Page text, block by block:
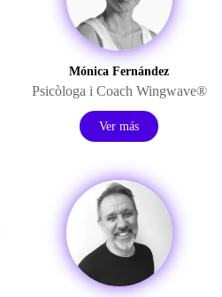
Mónica Fernández
Psicòloga i Coach Wingwave®
Ver más